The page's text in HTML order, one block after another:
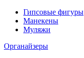
Гипсовые фигуры
Манекены
Муляжи
Органайзеры